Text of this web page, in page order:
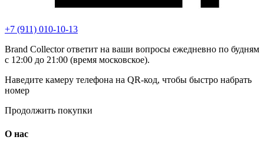
+7 (911) 010-10-13
Brand Collector ответит на ваши вопросы ежедневно по будням
с 12:00 до 21:00 (время московское).
Наведите камеру телефона на QR-код, чтобы быстро набрать
номер
Продолжить покупки
О нас